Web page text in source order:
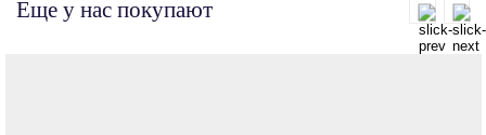
Еще у нас покупают